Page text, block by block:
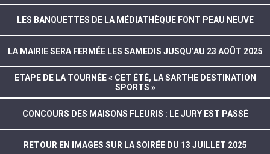
LES BANQUETTES DE LA MÉDIATHÈQUE FONT PEAU NEUVE
LA MAIRIE SERA FERMÉE LES SAMEDIS JUSQU’AU 23 AOÛT 2025
ETAPE DE LA TOURNÉE « CET ÉTÉ, LA SARTHE DESTINATION
SPORTS »
CONCOURS DES MAISONS FLEURIS : LE JURY EST PASSÉ
RETOUR EN IMAGES SUR LA SOIRÉE DU 13 JUILLET 2025